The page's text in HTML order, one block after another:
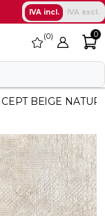
IVA incl. IVA excl.
favorite
0 0
BEIGE